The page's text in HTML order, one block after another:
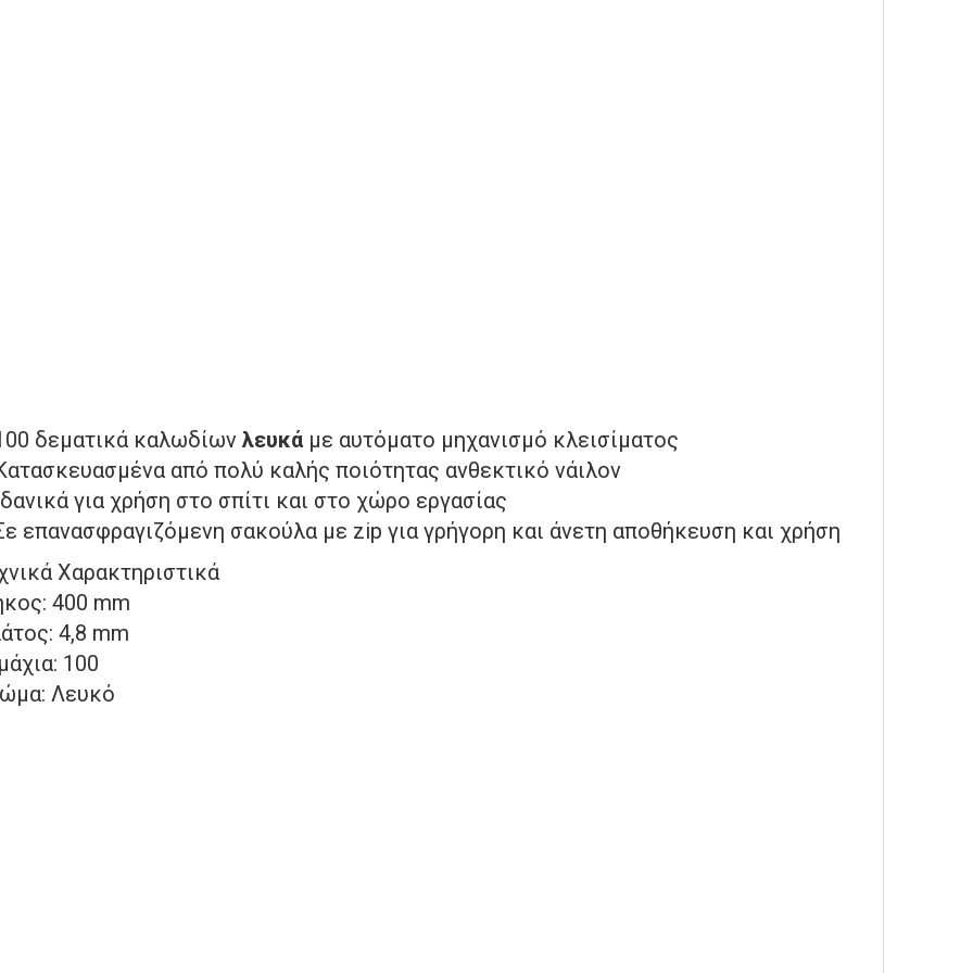
δεματικά καλωδίων λευκά με αυτόματο μηχανισμό κλεισίματος
από πολύ καλής ποιότητας ανθεκτικό νάιλον
για χρήση στο σπίτι και στο χώρο εργασίας
επανασφραγιζόμενη σακούλα με zip για γρήγορη και άνετη αποθήκευση και χρήση
Χαρακτηριστικά
400 mm
4,8 mm
100
Λευκό